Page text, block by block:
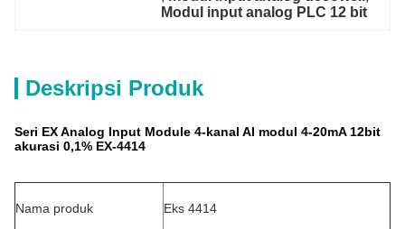
Modul input analog PLC 12 bit
Deskripsi Produk
Seri EX Analog Input Module 4-kanal AI modul 4-20mA 12bit
akurasi 0,1% EX-4414
Nama produk Eks 4414